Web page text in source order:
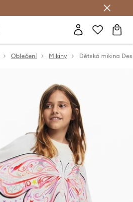
Oblečení Mikiny Dětská mikina